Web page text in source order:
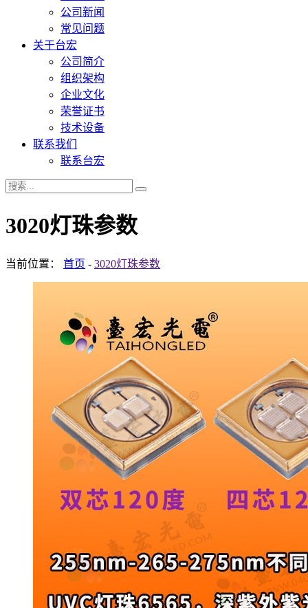
公司新闻
常见问题
关于台宏
公司简介
组织架构
企业文化
荣誉证书
技术设备
联系我们
联系台宏
3020灯珠参数
当前位置： 首页 - 3020灯珠参数